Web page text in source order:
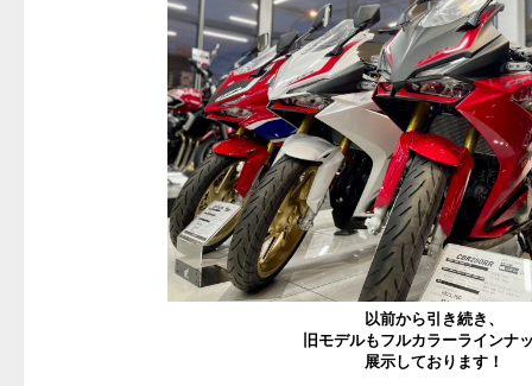
以前から引き続き、
旧モデルもフルカラーラインナ
展示しております！